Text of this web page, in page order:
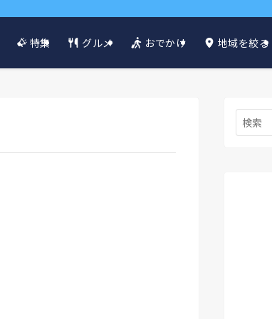
特集 グルメ おでかけ 地域を絞る